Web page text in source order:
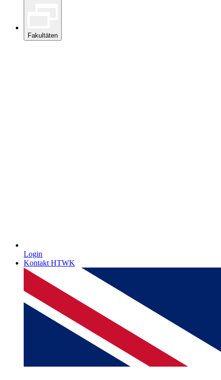
Fakultäten
Login
Kontakt HTWK